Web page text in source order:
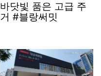
바닷빛 품은 고급 주
거 #블랑써밋